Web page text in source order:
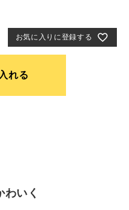
お気に入りに登録する
れる
わいく